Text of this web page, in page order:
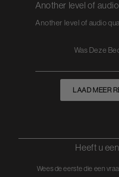
Another level of
Another level of audio
Was Deze
LAAD MEER
Heeft u
Wees de eerste die een